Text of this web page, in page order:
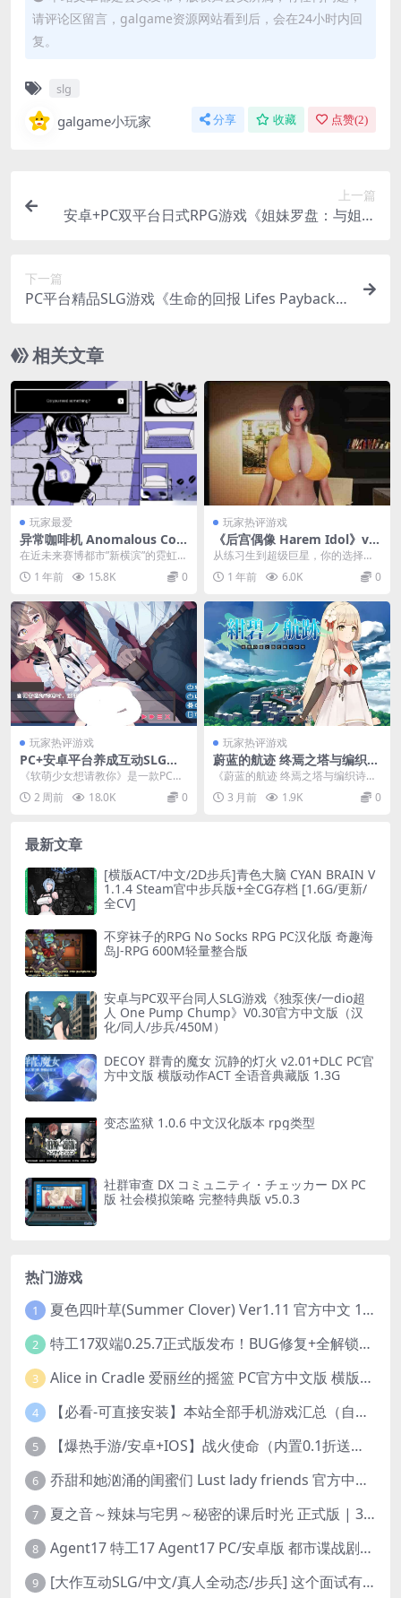
请评论区留言，galgame资源网站看到后，会在24小时内回
复。
slg
galgame小玩家 分享 收藏 点赞(2)
上一篇
安卓+PC双平台日式RPG游戏《姐妹罗盘：与姐妹
下一篇
PC平台精品SLG游戏《生命的回报 Lifes Payback V
超大容量）
相关文章
玩家最爱
异常咖啡机 Anomalous Coff
ee Machine PC+安卓双端 SL
G类型 2025重置版
在近未来赛博都市”新横滨”的霓虹光
影中，名为《异常咖啡机...
1 年前 15.8K 0
玩家热评游戏
《后宫偶像 Harem Idol》v4.
0 官方中文版：偶像养成与恋
爱模拟的全新体验（PC+安
卓）
从练习生到超级巨星，你的选择决
定她们的未来！​​ 《后宫偶像 Hare
m Ido...
1 年前 6.0K 0
玩家热评游戏
PC+安卓平台养成互动SLG
《软萌少女想请教你》内嵌汉
《软萌少女想请教你》是一款PC
+安卓双平台的养成互动SLG游戏，
采用精致2D立绘...
2 周前 18.0K 0
玩家热评游戏
蔚蓝的航迹 终焉之塔与编织诗
歌的少女 紺碧の航跡 終焉の
塔と詩を紡ぐ少女 v0.0.61 官
方中文版
《蔚蓝的航迹 终焉之塔与编织诗歌
的少女》是由社团Hanamell基于RP
G Ma...
3 月前 1.9K 0
最新文章
[横版ACT/中文/2D步兵]青色大脑 CYAN BRAIN V
1.1.4 Steam官中步兵版+全CG存档 [1.6G/更新/
全CV]
不穿袜子的RPG No Socks RPG PC汉化版 奇趣海
岛J-RPG 600M轻量整合版
安卓与PC双平台同人SLG游戏《独泵侠/一dio超
人 One Pump Chump》V0.30官方中文版（汉
化/同人/步兵/450M）
DECOY 群青的魔女 沉静的灯火 v2.01+DLC PC官
方中文版 横版动作ACT 全语音典藏版 1.3G
变态监狱 1.0.6 中文汉化版本 rpg类型
社群审查 DX コミュニティ・チェッカー DX PC
版 社会模拟策略 完整特典版 v5.0.3
热门游戏
1 夏色四叶草(Summer Clover) Ver1.11 官方中文 1+4.35G 全CG 有CV 百度盘版本
2 特工17双端0.25.7正式版发布！BUG修复+全解锁存档+赞助码合集（安卓/PC/中文/动态）
3 Alice in Cradle 爱丽丝的摇篮 PC官方中文版 横版动作ACT 手绘幻想风 v0.29g 完整体验版
4 【必看-可直接安装】本站全部手机游戏汇总（自带修改器MOD）
5 【爆热手游/安卓+IOS】战火使命（内置0.1折送可触碰战姬）[中文/美女养成/整合兑换码/双端互通/更新]（公测）
6 乔甜和她汹涌的闺蜜们 Lust lady friends 官方中文版本 SLG类型
7 夏之音～辣妹与宅男～秘密的课后时光 正式版 | 3D 动态步兵触摸互动 SLG|PC 平台 | 内嵌汉化 + 去码补丁 + 修改存档 | 1.5G
8 Agent17 特工17 Agent17 PC/安卓版 都市谍战剧情模拟RPG v0.26.6 官方中文高清版
9 [大作互动SLG/中文/真人全动态/步兵] 这个面试有点硬2-远征东洋篇 免登录破解版本V1.11 官方中文步兵 [20G/新破解/中文配音]